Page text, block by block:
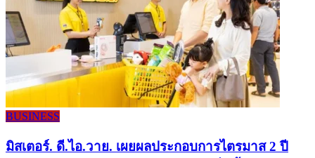
BUSINESS
มิสเตอร์. ดี.ไอ.วาย. เผยผลประกอบการไตรมาส 2 ปี